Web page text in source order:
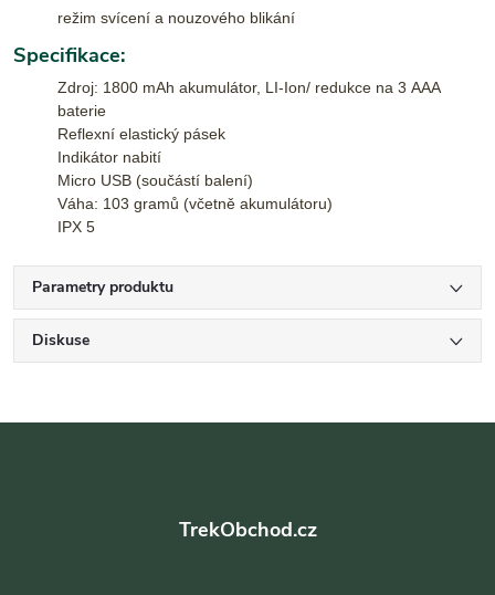
režim svícení a nouzového blikání
Specifikace:
Zdroj: 1800 mAh akumulátor, LI-Ion/ redukce na 3 AAA
baterie
Reflexní elastický pásek
Indikátor nabití
Micro USB (součástí balení)
Váha: 103 gramů (včetně akumulátoru)
IPX 5
Parametry produktu
Diskuse
TrekObchod.cz